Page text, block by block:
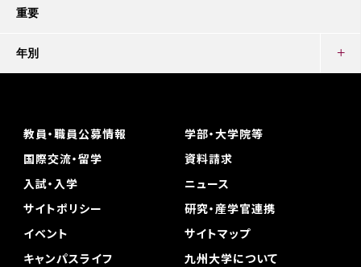
重要
年別
教員・職員公募情報
学部・大学院等
国際交流・留学
資料請求
入試・入学
ニュース
サイトポリシー
研究・産学官連携
イベント
サイトマップ
キャンパスライフ
九州大学について